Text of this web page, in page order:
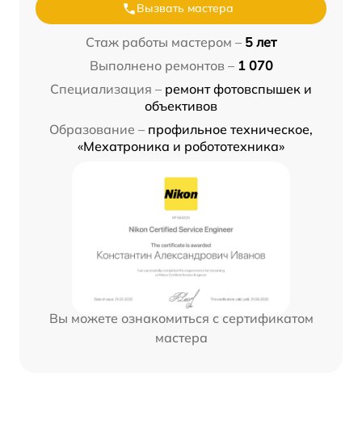
Вызвать мастера
Стаж работы мастером – 5 лет
Выполнено ремонтов – 1 070
Специализация – ремонт фотовспышек и
объективов
Образование – профильное техническое,
«Мехатроника и робототехника»
Вы можете ознакомиться с сертификатом
мастера